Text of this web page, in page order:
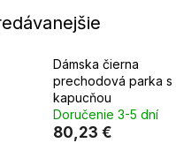
Dámska čierna
prechodová parka s
kapucňou
Doručenie 3-5 dní
80,23 €